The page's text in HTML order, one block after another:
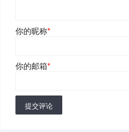
你的昵称*
你的邮箱*
提交评论